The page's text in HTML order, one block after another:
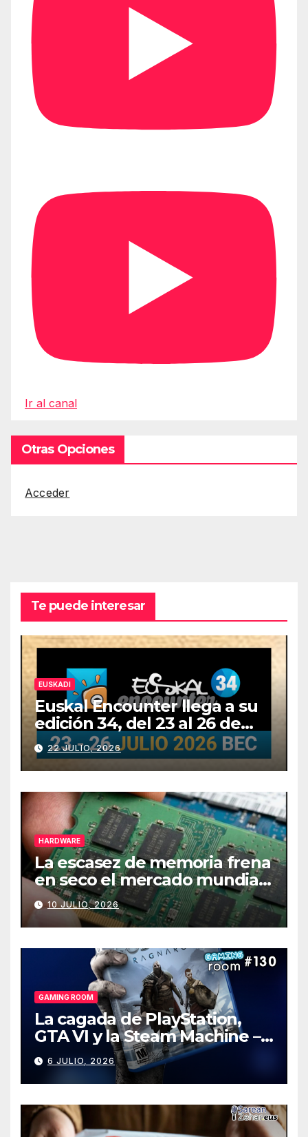
Ir al canal
Otras Opciones
Acceder
Te puede interesar
EUSKADI
Euskal Encounter llega a su
edición 34, del 23 al 26 de
julio
22 JULIO, 2026
HARDWARE
La escasez de memoria frena
en seco el mercado mundial
de PCs
10 JULIO, 2026
GAMING ROOM
La cagada de PlayStation,
GTA VI y la Steam Machine –
Gaming Room #130
6 JULIO, 2026